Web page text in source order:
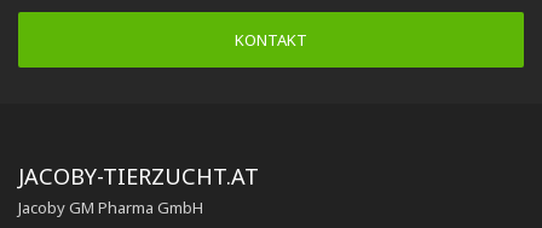
KONTAKT
JACOBY-TIERZUCHT.AT
Jacoby GM Pharma GmbH